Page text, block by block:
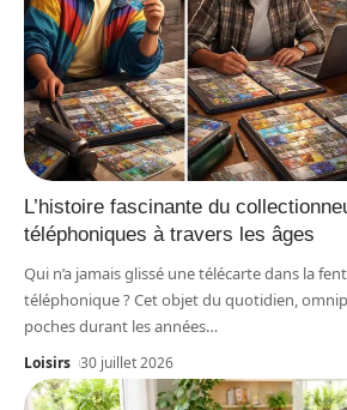
L’histoire fascinante du
téléphoniques à travers les âges
Qui n’a jamais glissé une télécarte dans la
téléphonique ? Cet objet du quotidien,
poches durant les années…
Loisirs 30 juillet 2026